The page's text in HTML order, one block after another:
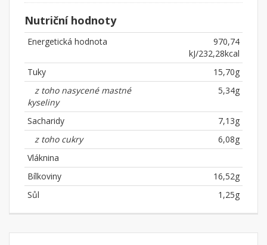
Nutriční hodnoty
Energetická hodnota
970,74
kJ/232,28kcal
Tuky
15,70g
z toho nasycené mastné
kyseliny
5,34g
Sacharidy
7,13g
z toho cukry
6,08g
Vláknina
Bílkoviny
16,52g
Sůl
1,25g